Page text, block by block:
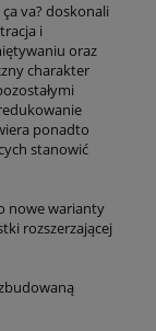
va? doskonali
i
oraz
charakter
ponadto
stanowić
nowe warianty
rozszerzającej